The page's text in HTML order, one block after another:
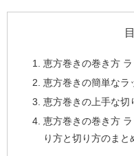
恵方巻きの巻き方
恵方巻きの簡単なラ
恵方巻きの上手な切
恵方巻きの巻き方
り方と切り方のまと